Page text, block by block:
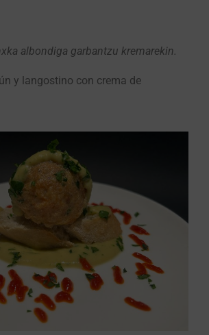
albondiga garbantzu kremarekin.
y langostino con crema de